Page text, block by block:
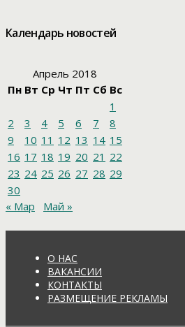
Календарь новостей
Апрель 2018
Пн Вт Ср Чт Пт Сб Вс
1
2
3 4 5 6 7
8
9
10 11 12 13 14 15
16 17 18 19 20 21 22
23 24 25 26 27 28 29
30
« Мар
Май »
О НАС
ВАКАНСИИ
КОНТАКТЫ
РАЗМЕЩЕНИЕ РЕКЛАМЫ